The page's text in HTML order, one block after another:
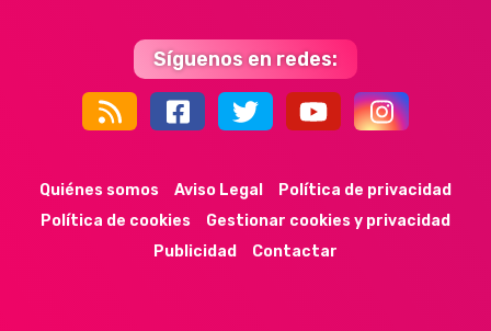
Síguenos en redes:
Quiénes somos Aviso Legal
Política de privacidad
Política de cookies
Gestionar cookies y privacidad
Publicidad
Contactar